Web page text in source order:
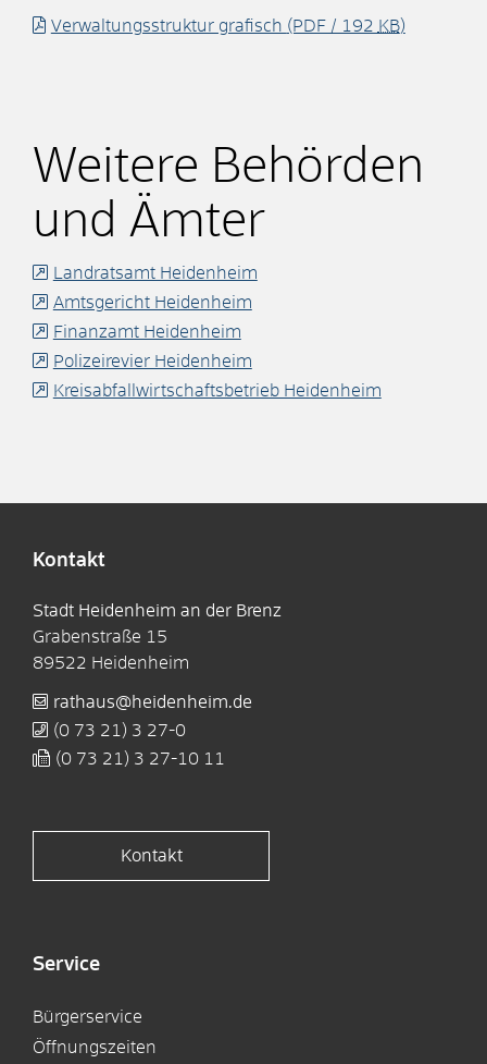
Verwaltungsstruktur grafisch (PDF / 192 KB)
Weitere Behörden
und Ämter
Landratsamt Heidenheim
Amtsgericht Heidenheim
Finanzamt Heidenheim
Polizeirevier Heidenheim
Kreisabfallwirtschaftsbetrieb Heidenheim
Kontakt
Stadt Heidenheim an der Brenz
Grabenstraße 15
89522 Heidenheim
rathaus@heidenheim.de
(0 73 21) 3 27-0
(0 73 21) 3 27-10 11
Kontakt
Service
Bürgerservice
Öffnungszeiten